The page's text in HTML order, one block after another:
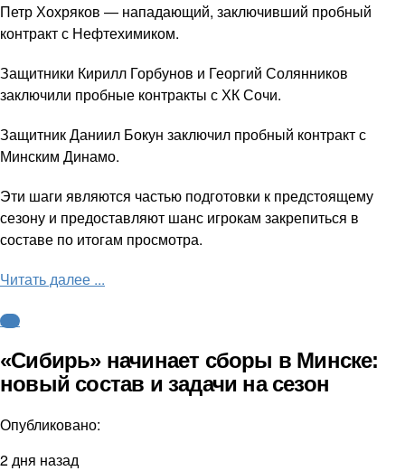
Петр Хохряков — нападающий, заключивший пробный
контракт с Нефтехимиком.
Защитники Кирилл Горбунов и Георгий Солянников
заключили пробные контракты с ХК Сочи.
Защитник Даниил Бокун заключил пробный контракт с
Минским Динамо.
Эти шаги являются частью подготовки к предстоящему
сезону и предоставляют шанс игрокам закрепиться в
составе по итогам просмотра.
Читать далее ...
КХЛ
«Сибирь» начинает сборы в Минске:
новый состав и задачи на сезон
Опубликовано:
2 дня назад